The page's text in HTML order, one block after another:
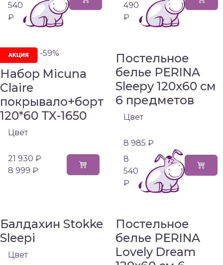
540
₽
490
₽
-59%
Набор Micuna
Claire
покрывало+борт
120*60 TX-1650
Цвет
21 930 ₽
8 999 ₽
Постельное
белье PERINA
Sleepy 120х60 см
6 предметов
Цвет
8 985 ₽
8
540
₽
Балдахин Stokke
Sleepi
Цвет
Постельное
белье PERINA
Lovely Dream